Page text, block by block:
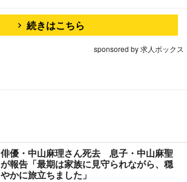
続きはこちら
sponsored by 求人ボックス
俳優・中山麻理さん死去 息子・中山麻聖
が報告「最期は家族に見守られながら、穏
かに旅立ちました」